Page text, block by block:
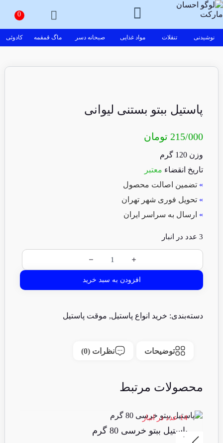
نوشیدنی تنقلات مواد غذایی صبحانه دسر ماگ قمقمه کادوئی
پاستیل ببتو بستنی لیوانی
215/000 تومان
وزن 120 گرم
تاریخ انقضاء معتبر
» تضمین اصالت محصول
» تحویل فوری شهر تهران
» ارسال به سراسر ایران
3 عدد در انبار
افزودن به سبد خرید
دسته‌بندی: خرید انواع پاستیل, موقت پاستیل
توضیحات نظرات (0)
محصولات مرتبط
14 عدد در انبار
پاستیل ببتو خرسی 80 گرم